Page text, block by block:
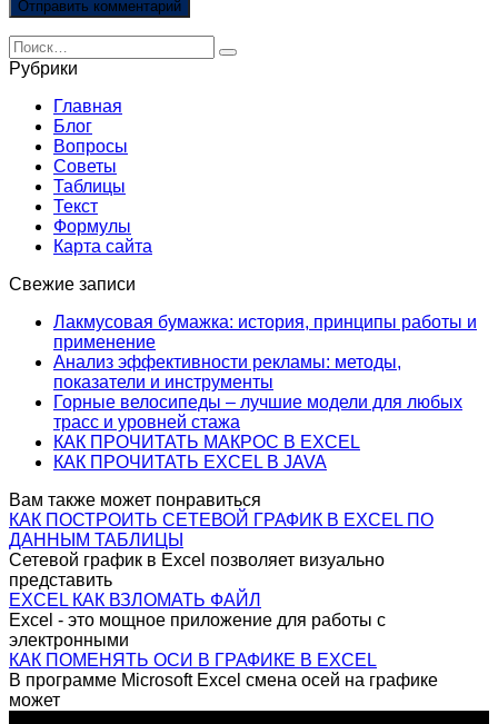
Search
for:
Рубрики
Главная
Блог
Вопросы
Советы
Таблицы
Текст
Формулы
Карта сайта
Свежие записи
Лакмусовая бумажка: история, принципы работы и
применение
Анализ эффективности рекламы: методы,
показатели и инструменты
Горные велосипеды – лучшие модели для любых
трасс и уровней стажа
КАК ПРОЧИТАТЬ МАКРОС В EXCEL
КАК ПРОЧИТАТЬ EXCEL В JAVA
Вам также может понравиться
КАК ПОСТРОИТЬ СЕТЕВОЙ ГРАФИК В EXCEL ПО
ДАННЫМ ТАБЛИЦЫ
Сетевой график в Excel позволяет визуально
представить
EXCEL КАК ВЗЛОМАТЬ ФАЙЛ
Excel - это мощное приложение для работы с
электронными
КАК ПОМЕНЯТЬ ОСИ В ГРАФИКЕ В EXCEL
В программе Microsoft Excel смена осей на графике
может